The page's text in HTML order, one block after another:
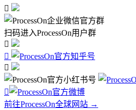

扫码进入ProcessOn用户群




前往ProcessOn全球网站 →